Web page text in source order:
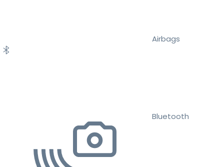
Airbags
Bluetooth